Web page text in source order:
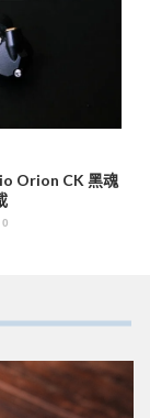
Orion CK 黑魂
0